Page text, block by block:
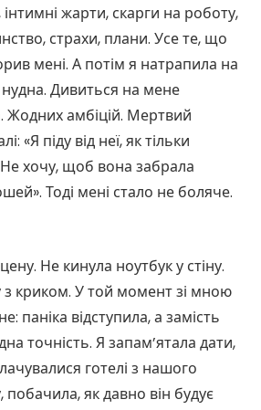
інтимні жарти, скарги на роботу,
страхи, плани. Усе те, що
мені. А потім я натрапила на
нудна. Дивиться на мене
амбіцій. Мертвий
«Я піду від неї, як тільки
хочу, щоб вона забрала
Тоді мені стало не боляче.
Не кинула ноутбук у стіну.
з криком. У той момент зі мною
паніка відступила, а замість
точність. Я запам’ятала дати,
готелі з нашого
побачила, як давно він будує